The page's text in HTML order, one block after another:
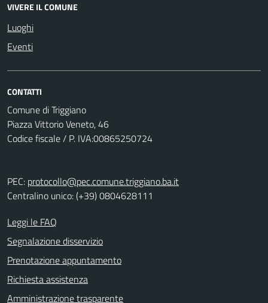
VIVERE IL COMUNE
Luoghi
Eventi
CONTATTI
Comune di Triggiano
Piazza Vittorio Veneto, 46
Codice fiscale / P. IVA:00865250724
PEC: protocollo@pec.comune.triggiano.ba.it
Centralino unico: (+39) 0804628111
Leggi le FAQ
Segnalazione disservizio
Prenotazione appuntamento
Richiesta assistenza
Amministrazione trasparente